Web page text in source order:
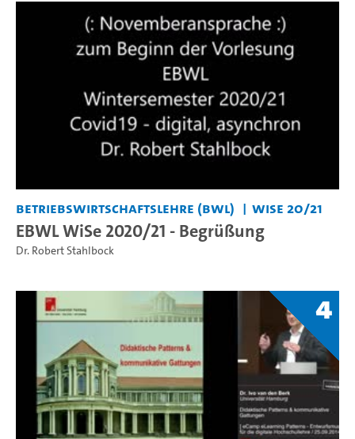
Betriebswirtschaftslehre (BWL) WiSe 20/21
EBWL WiSe 2020/21 - Begrüßung
Dr. Robert Stahlbock
4